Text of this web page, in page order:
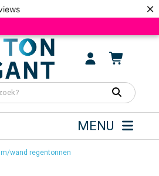
×
MENU
wand regentonnen